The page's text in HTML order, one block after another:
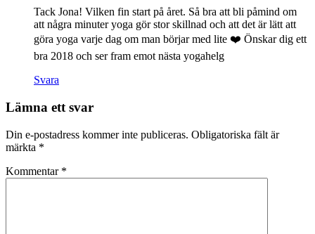
Tack Jona! Vilken fin start på året. Så bra att bli påmind om
att några minuter yoga gör stor skillnad och att det är lätt att
göra yoga varje dag om man börjar med lite ❤️ Önskar dig ett
bra 2018 och ser fram emot nästa yogahelg
Svara
Lämna ett svar
Din e-postadress kommer inte publiceras. Obligatoriska fält är
märkta *
Kommentar *